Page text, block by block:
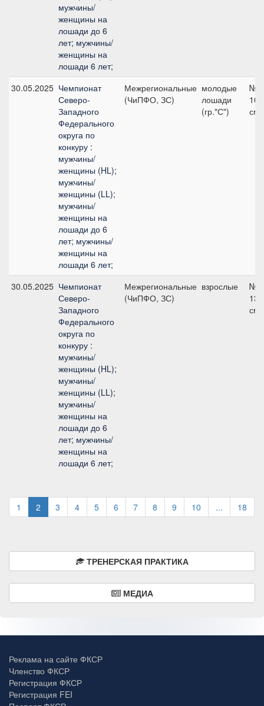
мужчины/
женщины на
лошади до 6
лет; мужчины/
женщины на
лошади 6 лет;
30.05.2025 Чемпионат
Северо-
Западного
Федерального
округа по
конкуру :
мужчины/
женщины (HL);
мужчины/
женщины (LL);
мужчины/
женщины на
лошади до 6
лет; мужчины/
женщины на
лошади 6 лет;
Межрегиональные
(ЧиПФО, ЗС)
молодые
лошади
(гр."С")
№7,
105
см
30.05.2025 Чемпионат
Северо-
Западного
Федерального
округа по
конкуру :
мужчины/
женщины (HL);
мужчины/
женщины (LL);
мужчины/
женщины на
лошади до 6
лет; мужчины/
женщины на
лошади 6 лет;
Межрегиональные
(ЧиПФО, ЗС)
взрослые
№1,
135
см
1 2 3 4 5 6 7 8 9 10 ... 18
ТРЕНЕРСКАЯ ПРАКТИКА
МЕДИА
Реклама на сайте ФКСР
Членство ФКСР
Регистрация ФКСР
Регистрация FEI